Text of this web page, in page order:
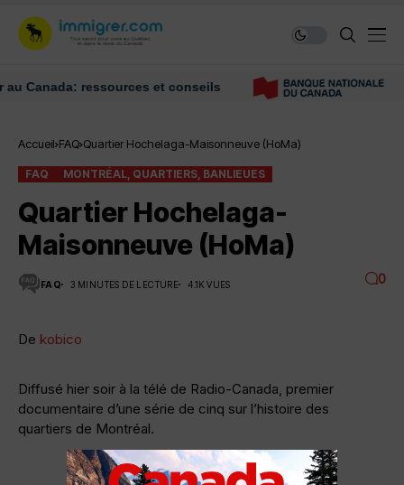
ressources et conseils
Accueil FAQ Quartier Hochelaga-Maisonneuve (HoMa)
FAQ MONTRÉAL, QUARTIERS, BANLIEUES
Quartier Hochelaga-
Maisonneuve (HoMa)
FAQ 3 MINUTES DE LECTURE 4.1K VUES 0
De kobico
Diffusé hier soir à la télé de Radio-Canada, premier
documentaire d’une série de cinq sur l’histoire des
quartiers de Montréal.